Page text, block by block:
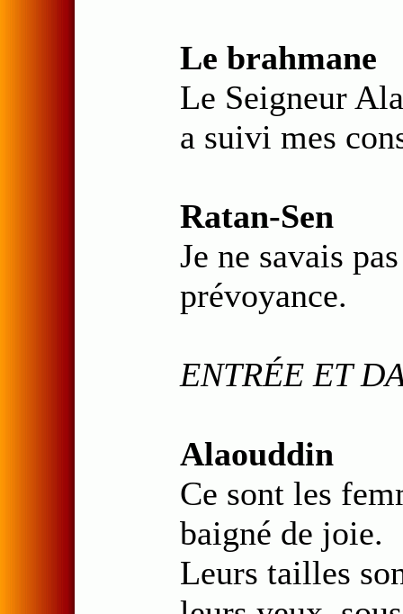
Le brahmane
Le Seigneur
a suivi mes
Ratan-Sen
Je ne savais
prévoyance.
ENTRÉE ET
Alaouddin
Ce sont les
baigné de joie.
Leurs tailles